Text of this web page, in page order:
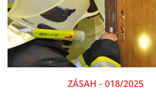
ZÁSAH - 018/2025